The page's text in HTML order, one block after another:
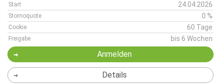
Start 24.04.2026
Stornoquote 0 %
Cookie 60 Tage
Freigabe bis 6 Wochen
Anmelden
Details